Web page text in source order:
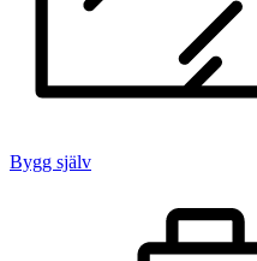
Bygg själv